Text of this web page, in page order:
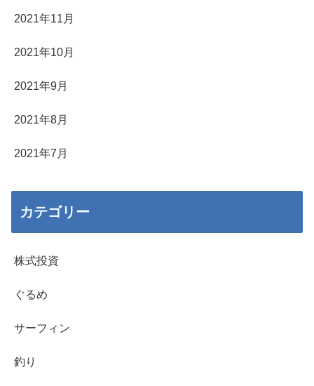
2021年11月
2021年10月
2021年9月
2021年8月
2021年7月
カテゴリー
株式投資
ぐるめ
サーフィン
釣り